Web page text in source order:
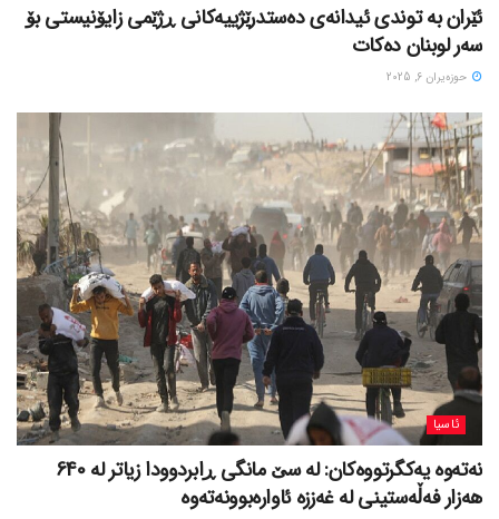
ئێران بە توندی ئیدانەی دەستدرێژییەکانی ڕژێمی زایۆنیستی بۆ
سەر لوبنان دەکات
حوزه‌یران 6, 2025
ئاسیا
نەتەوە یەکگرتووەکان: لە سێ مانگی ڕابردوودا زیاتر لە 640
هەزار فەڵەستینی لە غەززە ئاوارەبوونەتەوە